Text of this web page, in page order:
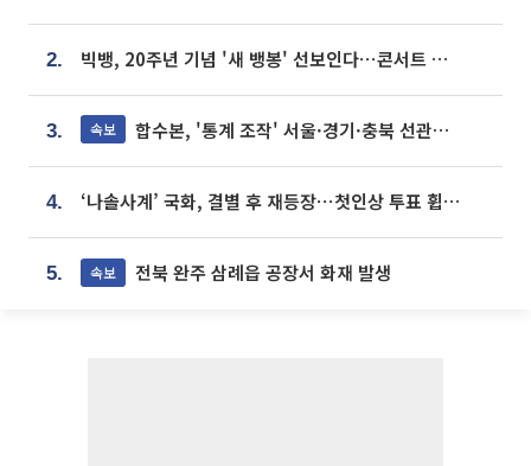
2. 빅뱅, 20주년 기념 '새 뱅봉' 선보인다⋯콘서트 앞두고 팝업 개최
3. 속보 합수본, '통계 조작' 서울·경기·충북 선관위 등 추가 압수수색
4. ‘나솔사계’ 국화, 결별 후 재등장⋯첫인상 투표 휩쓸고 ‘인기녀’ 등극
5. 속보 전북 완주 삼례읍 공장서 화재 발생